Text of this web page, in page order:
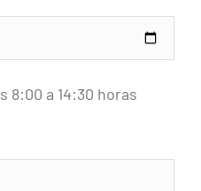
8:00 a 14:30 horas